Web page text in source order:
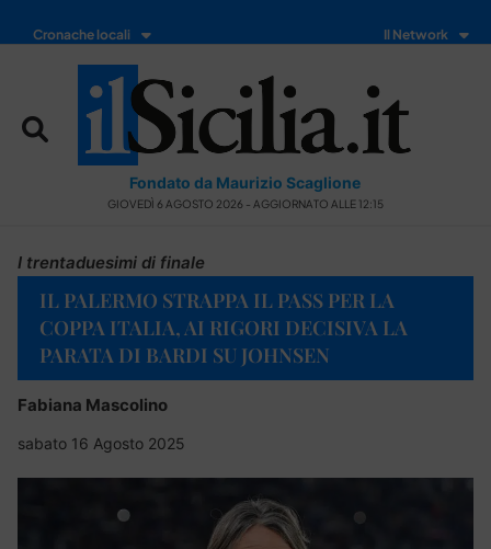
Cronache locali Il Network
Fondato da Maurizio Scaglione
GIOVEDÌ 6 AGOSTO 2026 - AGGIORNATO ALLE 12:15
I trentaduesimi di finale
IL PALERMO STRAPPA IL PASS PER LA
COPPA ITALIA, AI RIGORI DECISIVA LA
PARATA DI BARDI SU JOHNSEN
Fabiana Mascolino
sabato 16 Agosto 2025